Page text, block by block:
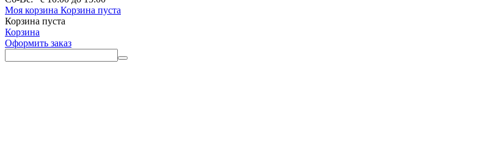
Моя корзина Корзина пуста
Корзина пуста
Корзина
Оформить заказ